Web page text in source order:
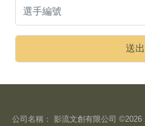
公司名稱： 影流文創有限公司 ©2026